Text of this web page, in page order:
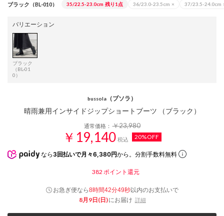
ブラック（BL-010） 35/22.5-23.0cm 残り1点 36/23.0-23.5cm × 37/23.5-24.0cm
バリエーション
ブラック
（BL-01
0）
bussola （ブソラ）
晴雨兼用インサイドジップショートブーツ （ブラック）
通常価格：￥23,980
￥19,140 税込 20%OFF
なら 3回払いで月々6,380円から。分割手数料無料
382 ポイント還元
お急ぎ便なら8時間42分49秒以内のお支払いで
8月9日(日)にお届け 詳細